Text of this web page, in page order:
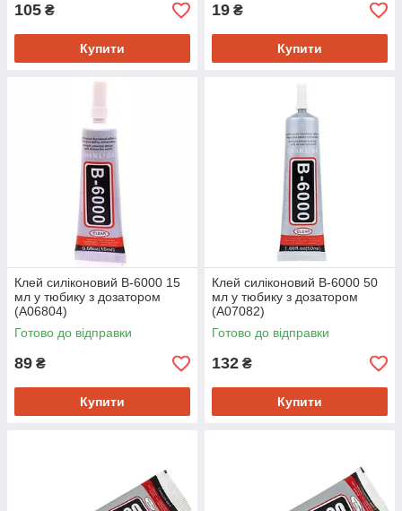
105 ₴
Купити
19 ₴
Купити
Клей силіконовий B-6000 15
мл у тюбику з дозатором
(A06804)
Готово до відправки
89 ₴
Купити
Клей силіконовий B-6000 50
мл у тюбику з дозатором
(A07082)
Готово до відправки
132 ₴
Купити